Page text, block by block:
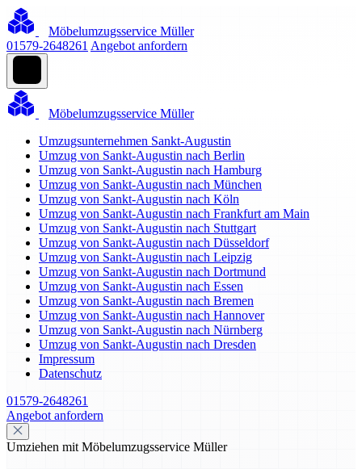
Möbelumzugsservice Müller
01579-2648261 Angebot anfordern
Möbelumzugsservice Müller
Umzugsunternehmen Sankt-Augustin
Umzug von Sankt-Augustin nach Berlin
Umzug von Sankt-Augustin nach Hamburg
Umzug von Sankt-Augustin nach München
Umzug von Sankt-Augustin nach Köln
Umzug von Sankt-Augustin nach Frankfurt am Main
Umzug von Sankt-Augustin nach Stuttgart
Umzug von Sankt-Augustin nach Düsseldorf
Umzug von Sankt-Augustin nach Leipzig
Umzug von Sankt-Augustin nach Dortmund
Umzug von Sankt-Augustin nach Essen
Umzug von Sankt-Augustin nach Bremen
Umzug von Sankt-Augustin nach Hannover
Umzug von Sankt-Augustin nach Nürnberg
Umzug von Sankt-Augustin nach Dresden
Impressum
Datenschutz
01579-2648261
Angebot anfordern
Umziehen mit Möbelumzugsservice Müller